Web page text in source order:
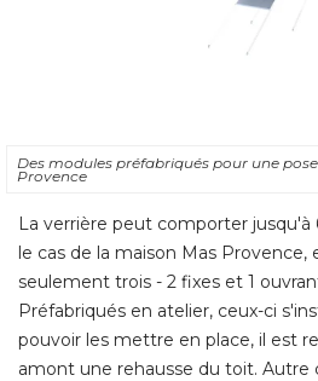
Des modules préfabriqués pour une
Provence
La verrière peut comporter jusqu'à
le cas de la maison Mas
seulement trois - 2 fixes et 1
Préfabriqués en atelier, ceux-ci
pouvoir les mettre en place, il est
amont une rehausse du toit. Autre